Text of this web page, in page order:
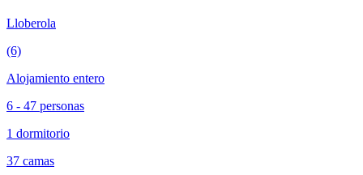
Lloberola
(6)
Alojamiento entero
6 - 47 personas
1 dormitorio
37 camas